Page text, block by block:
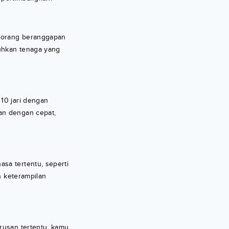
beranggapan
tenaga yang
jari dengan
dengan cepat,
tertentu, seperti
keterampilan